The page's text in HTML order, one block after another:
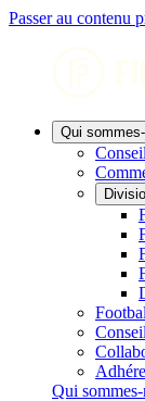
Passer au contenu
Qui
Conseil
Qui